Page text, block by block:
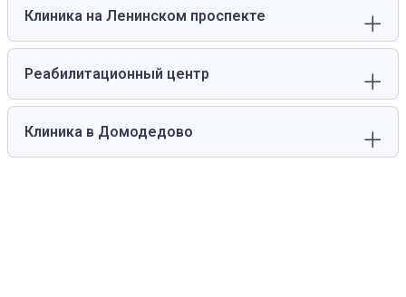
Клиника на Ленинском проспекте
Реабилитационный центр
Клиника в Домодедово